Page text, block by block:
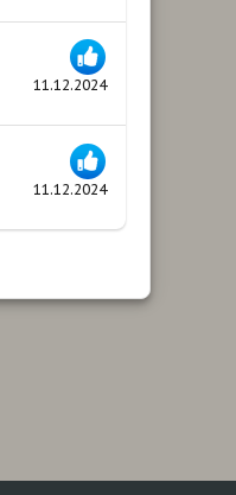
11.12.2024
11.12.2024